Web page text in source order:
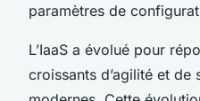
paramètres de
L’IaaS a évolué pour
croissants d’agilité et